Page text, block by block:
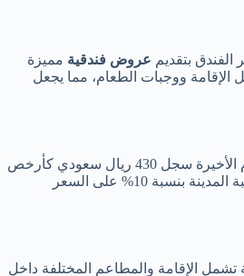
بتقديم عروض فندقية مميزة
الإقامة ووجبات الطعام، مما يجعل
تتراوح أسعار الغرف في فندق رامي جراند حسب الموسم. متوسط سعر الغرفة في الأيام الأخيرة سجل 430 ريال سعودي كأرخص
. بالإضافة إلى ذلك، يتم تطبيق ضريبة المدينة بنسبة 10% على السعر
الإقامة والمطاعم المختلفة داخل